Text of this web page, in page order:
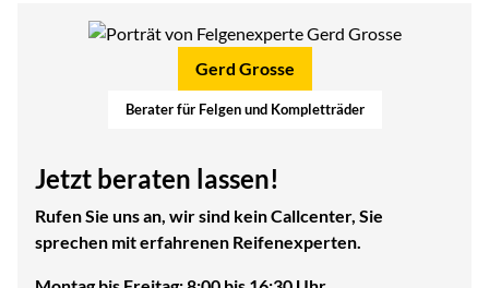
Gerd Grosse
Berater für Felgen und Kompletträder
Jetzt beraten lassen!
Rufen Sie uns an, wir sind kein Callcenter, Sie
sprechen mit erfahrenen Reifenexperten.